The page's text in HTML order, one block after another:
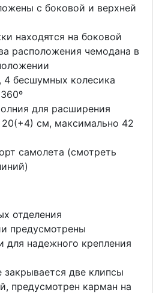
с боковой и верхней
находятся на боковой
расположения чемодана в
4 бесшумных колесика
для расширения
см, максимально 42
самолета (смотреть
отделения
предусмотрены
надежного крепления
закрывается две клипсы
предусмотрен карман на